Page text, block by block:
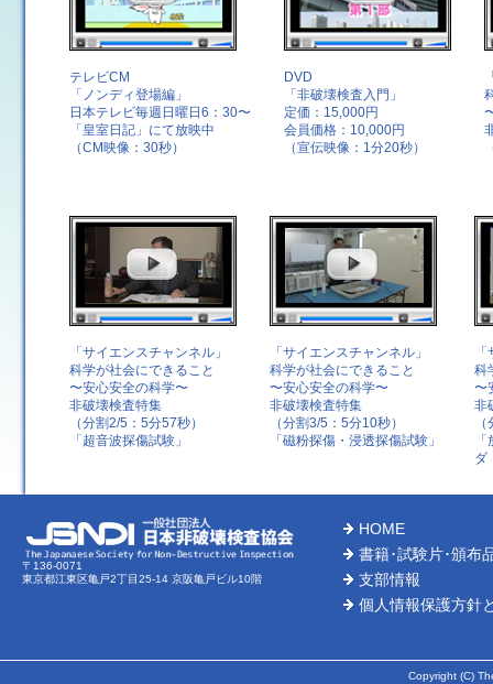
テレビCM
「ノンディ登場編」
日本テレビ毎週日曜日6：30〜
「皇室日記」にて放映中
（CM映像：30秒）
DVD
「非破壊検査入門」
定価：15,000円
会員価格：10,000円
（宣伝映像：1分20秒）
「サイエンスチャンネル」
科学が社会にできること
〜安心安全の科学〜
非破壊検査特集
（分割2/5：5分57秒）
「超音波探傷試験」
「サイエンスチャンネル」
科学が社会にできること
〜安心安全の科学〜
非破壊検査特集
（分割3/5：5分10秒）
「磁粉探傷・浸透探傷試験」
科
〜
非
ダ
〒136-0071
東京都江東区亀戸2丁目25-14 京阪亀戸ビル10階
HOME
書籍･試験片･頒布
支部情報
個人情報保護方針
Copyright (C)